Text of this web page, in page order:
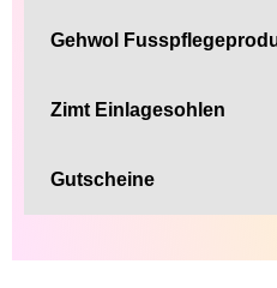
Gehwol
Zimt Einlagesohlen
Gutscheine